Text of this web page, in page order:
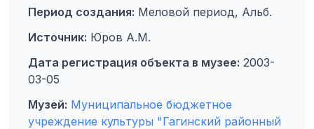
Период создания: Меловой период, Альб.
Источник: Юров А.М.
Дата регистрация объекта в музее: 2003-
03-05
Музей: Муниципальное бюджетное
учреждение культуры "Гагинский районный